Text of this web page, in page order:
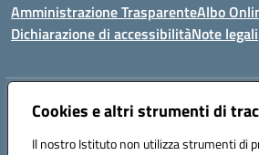
Cookies e altri strumenti di
Il nostro Istituto non utilizza strumenti di
Amministrazione TrasparenteAlbo
Dichiarazione di accessibilitàNote legali
Indirizzo:Via Coniugi Crigna – Cap. 89861 –
Posta elettronica certificata (PEC):